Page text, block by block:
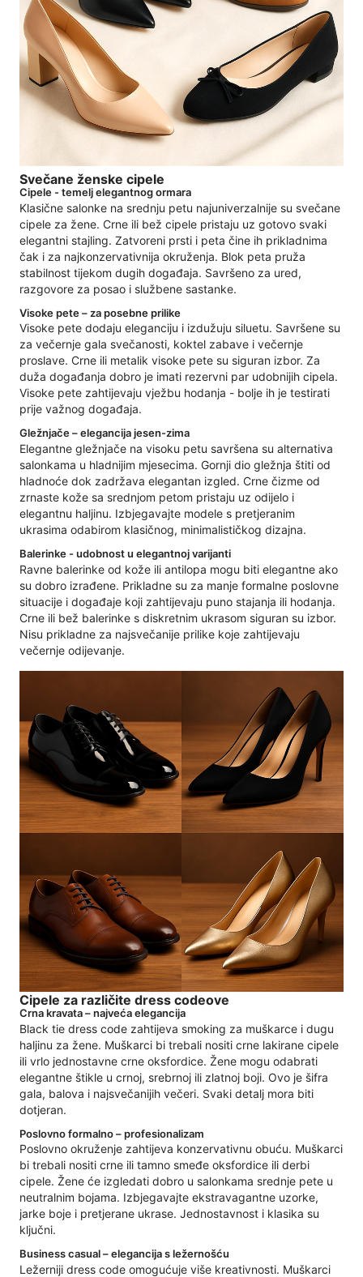
Svečane ženske cipele
Cipele - temelj elegantnog ormara
Klasične salonke na srednju petu najuniverzalnije su svečane
cipele za žene. Crne ili bež cipele pristaju uz gotovo svaki
elegantni stajling. Zatvoreni prsti i peta čine ih prikladnima
čak i za najkonzervativnija okruženja. Blok peta pruža
stabilnost tijekom dugih događaja. Savršeno za ured,
razgovore za posao i službene sastanke.
Visoke pete – za posebne prilike
Visoke pete dodaju eleganciju i izdužuju siluetu. Savršene su
za večernje gala svečanosti, koktel zabave i večernje
proslave. Crne ili metalik visoke pete su siguran izbor. Za
duža događanja dobro je imati rezervni par udobnijih cipela.
Visoke pete zahtijevaju vježbu hodanja - bolje ih je testirati
prije važnog događaja.
Gležnjače – elegancija jesen-zima
Elegantne gležnjače na visoku petu savršena su alternativa
salonkama u hladnijim mjesecima. Gornji dio gležnja štiti od
hladnoće dok zadržava elegantan izgled. Crne čizme od
zrnaste kože sa srednjom petom pristaju uz odijelo i
elegantnu haljinu. Izbjegavajte modele s pretjeranim
ukrasima odabirom klasičnog, minimalističkog dizajna.
Balerinke - udobnost u elegantnoj varijanti
Ravne balerinke od kože ili antilopa mogu biti elegantne ako
su dobro izrađene. Prikladne su za manje formalne poslovne
situacije i događaje koji zahtijevaju puno stajanja ili hodanja.
Crne ili bež balerinke s diskretnim ukrasom siguran su izbor.
Nisu prikladne za najsvečanije prilike koje zahtijevaju
večernje odijevanje.
Cipele za različite dress codeove
Crna kravata – najveća elegancija
Black tie dress code zahtijeva smoking za muškarce i dugu
haljinu za žene. Muškarci bi trebali nositi crne lakirane cipele
ili vrlo jednostavne crne oksfordice. Žene mogu odabrati
elegantne štikle u crnoj, srebrnoj ili zlatnoj boji. Ovo je šifra
gala, balova i najsvečanijih večeri. Svaki detalj mora biti
dotjeran.
Poslovno formalno – profesionalizam
Poslovno okruženje zahtijeva konzervativnu obuću. Muškarci
bi trebali nositi crne ili tamno smeđe oksfordice ili derbi
cipele. Žene će izgledati dobro u salonkama srednje pete u
neutralnim bojama. Izbjegavajte ekstravagantne uzorke,
jarke boje i pretjerane ukrase. Jednostavnost i klasika su
ključni.
Business casual – elegancija s ležernošću
Ležerniji dress code omogućuje više kreativnosti. Muškarci